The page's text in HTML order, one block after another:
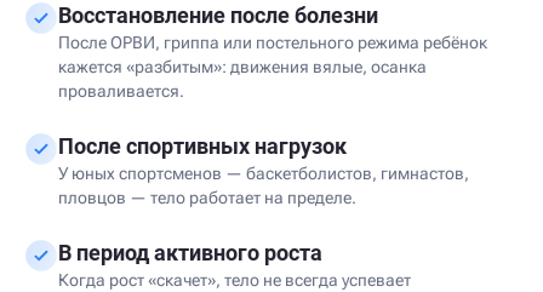
Восстановление после болезни
После ОРВИ, гриппа или постельного режима ребёнок
кажется «разбитым»: движения вялые, осанка
проваливается.
После спортивных нагрузок
У юных спортсменов — баскетболистов, гимнастов,
пловцов — тело работает на пределе.
В период активного роста
Когда рост «скачет», тело не всегда успевает